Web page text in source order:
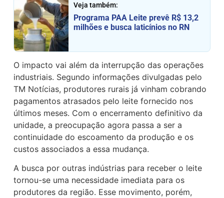
Veja também:
Programa PAA Leite prevê R$ 13,2
milhões e busca laticínios no RN
O impacto vai além da interrupção das operações
industriais. Segundo informações divulgadas pelo
TM Notícias, produtores rurais já vinham cobrando
pagamentos atrasados pelo leite fornecido nos
últimos meses. Com o encerramento definitivo da
unidade, a preocupação agora passa a ser a
continuidade do escoamento da produção e os
custos associados a essa mudança.
A busca por outras indústrias para receber o leite
tornou-se uma necessidade imediata para os
produtores da região. Esse movimento, porém,